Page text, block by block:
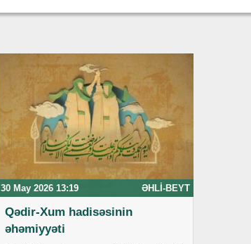
30 May 2026 13:19 ƏHLI-BEYT
Qədir-Xum hadisəsinin
əhəmiyyəti